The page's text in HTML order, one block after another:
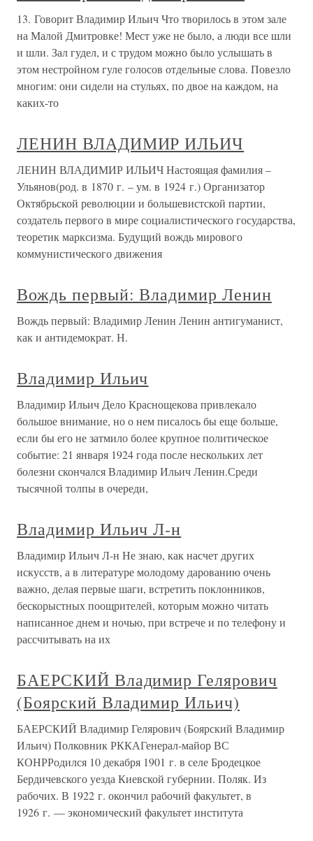
13. Говорит Владимир Ильич Что творилось в этом зале
на Малой Дмитровке! Мест уже не было, а люди все шли
и шли. Зал гудел, и с трудом можно было услышать в
этом нестройном гуле голосов отдельные слова. Повезло
многим: они сидели на стульях, по двое на каждом, на
каких-то
ЛЕНИН ВЛАДИМИР ИЛЬИЧ
ЛЕНИН ВЛАДИМИР ИЛЬИЧ Настоящая фамилия –
Ульянов(род. в 1870 г. – ум. в 1924 г.) Организатор
Октябрьской революции и большевистской партии,
создатель первого в мире социалистического государства,
теоретик марксизма. Будущий вождь мирового
коммунистического движения
Вождь первый: Владимир Ленин
Вождь первый: Владимир Ленин Ленин антигуманист,
как и антидемократ. Н.
Владимир Ильич
Владимир Ильич Дело Краснощекова привлекало
большое внимание, но о нем писалось бы еще больше,
если бы его не затмило более крупное политическое
событие: 21 января 1924 года после нескольких лет
болезни скончался Владимир Ильич Ленин.Среди
тысячной толпы в очереди,
Владимир Ильич Л-н
Владимир Ильич Л-н Не знаю, как насчет других
искусств, а в литературе молодому дарованию очень
важно, делая первые шаги, встретить поклонников,
бескорыстных поощрителей, которым можно читать
написанное днем и ночью, при встрече и по телефону и
рассчитывать на их
БАЕРСКИЙ Владимир Гелярович
(Боярский Владимир Ильич)
БАЕРСКИЙ Владимир Гелярович (Боярский Владимир
Ильич) Полковник РККАГенерал-майор ВС
КОНРРодился 10 декабря 1901 г. в селе Бродецкое
Бердичевского уезда Киевской губернии. Поляк. Из
рабочих. В 1922 г. окончил рабочий факультет, в
1926 г. — экономический факультет института